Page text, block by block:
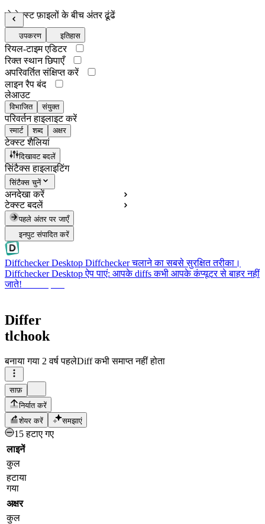
दो टेक्स्ट फ़ाइलों के बीच अंतर ढूंढें
उपकरण इतिहास
रियल-टाइम एडिटर
रिक्त स्थान छिपाएँ
अपरिवर्तित संक्षिप्त करें
लाइन रैप बंद
लेआउट
विभाजित संयुक्त
परिवर्तन हाइलाइट करें
स्मार्ट शब्द अक्षर
टेक्स्ट शैलियां
दिखावट बदलें
सिंटैक्स हाइलाइटिंग
सिंटैक्स चुनें
अनदेखा करें
टेक्स्ट बदलें
पहले अंतर पर जाएँ
इनपुट संपादित करें
Diffchecker Desktop Diffchecker चलाने का सबसे सुरक्षित तरीका।
Diffchecker Desktop ऐप पाएं: आपके diffs कभी आपके कंप्यूटर से बाहर नहीं
जाते!
Differ
tlchook
बनाया गया 2 वर्ष पहलेDiff कभी समाप्त नहीं होता
साफ़
निर्यात करें
शेयर करें
समझाएं
15 हटाए गए
लाइनें
कुल
हटाया
गया
अक्षर
कुल